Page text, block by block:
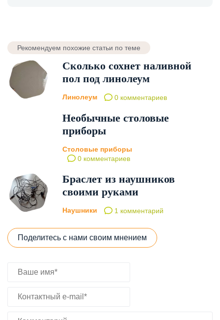
Рекомендуем похожие статьи по теме
Сколько сохнет наливной
пол под линолеум
Линолеум 0 комментариев
Необычные столовые
приборы
Столовые приборы
0 комментариев
Браслет из наушников
своими руками
Наушники 1 комментарий
Поделитесь с нами своим мнением